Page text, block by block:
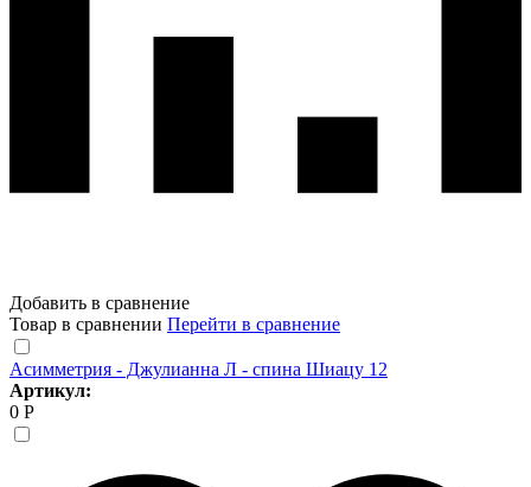
Добавить в сравнение
Товар в сравнении Перейти в сравнение
Асимметрия - Джулианна Л - спина Шиацу 12
Артикул:
0 Р